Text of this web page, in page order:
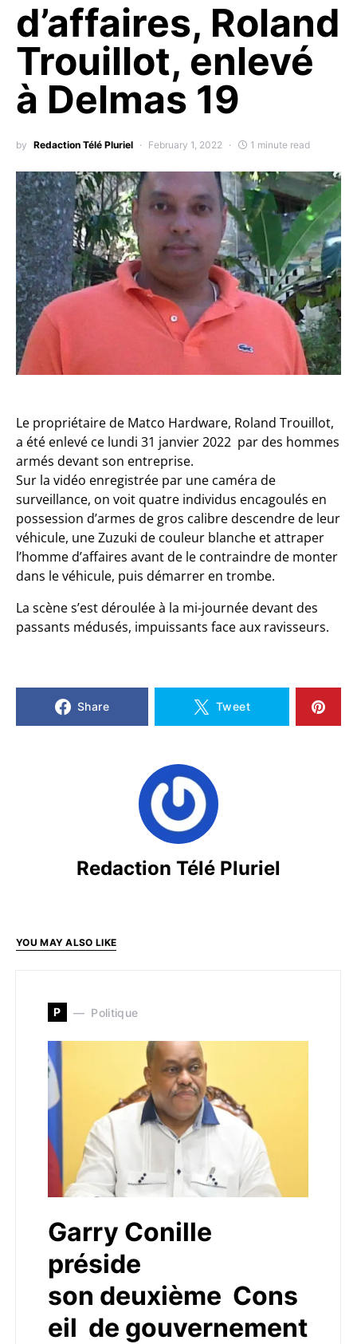
d’affaires, Roland
Trouillot, enlevé
à Delmas 19
by Redaction Télé Pluriel February 1, 2022 1 minute read
Le propriétaire de Matco Hardware, Roland Trouillot,
a été enlevé ce lundi 31 janvier 2022 par des hommes
armés devant son entreprise.
Sur la vidéo enregistrée par une caméra de
surveillance, on voit quatre individus encagoulés en
possession d’armes de gros calibre descendre de leur
véhicule, une Zuzuki de couleur blanche et attraper
l’homme d’affaires avant de le contraindre de monter
dans le véhicule, puis démarrer en trombe.
La scène s’est déroulée à la mi-journée devant des
passants médusés, impuissants face aux ravisseurs.
Share Tweet
Redaction Télé Pluriel
YOU MAY ALSO LIKE
P Politique
Garry Conille
préside
son deuxième Cons
eil de gouvernement